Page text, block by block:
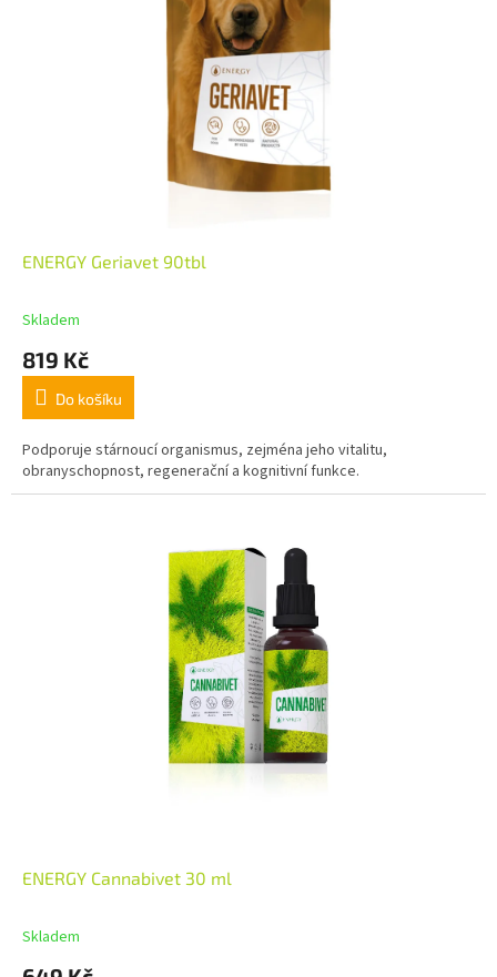
ENERGY Geriavet 90tbl
Skladem
819 Kč
Do košíku
Podporuje stárnoucí organismus, zejména jeho vitalitu,
obranyschopnost, regenerační a kognitivní funkce.
ENERGY Cannabivet 30 ml
Skladem